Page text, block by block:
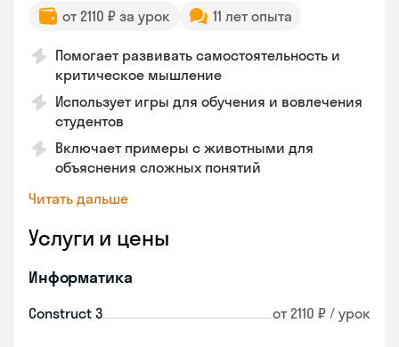
от 2110 ₽ за урок 11 лет опыта
Помогает развивать самостоятельность и
критическое мышление
Использует игры для обучения и вовлечения
студентов
Включает примеры с животными для
объяснения сложных понятий
Читать дальше
Услуги и цены
Информатика
Construct 3 от 2110 ₽ / урок